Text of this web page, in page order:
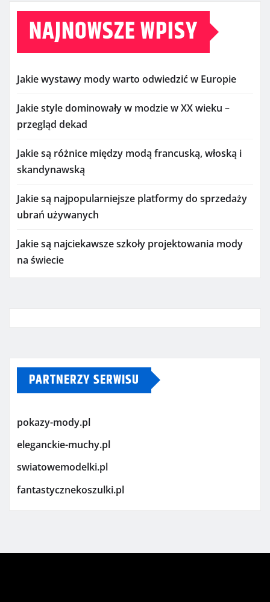
NAJNOWSZE WPISY
Jakie wystawy mody warto odwiedzić w Europie
Jakie style dominowały w modzie w XX wieku –
przegląd dekad
Jakie są różnice między modą francuską, włoską i
skandynawską
Jakie są najpopularniejsze platformy do sprzedaży
ubrań używanych
Jakie są najciekawsze szkoły projektowania mody
na świecie
PARTNERZY SERWISU
pokazy-mody.pl
eleganckie-muchy.pl
swiatowemodelki.pl
fantastycznekoszulki.pl